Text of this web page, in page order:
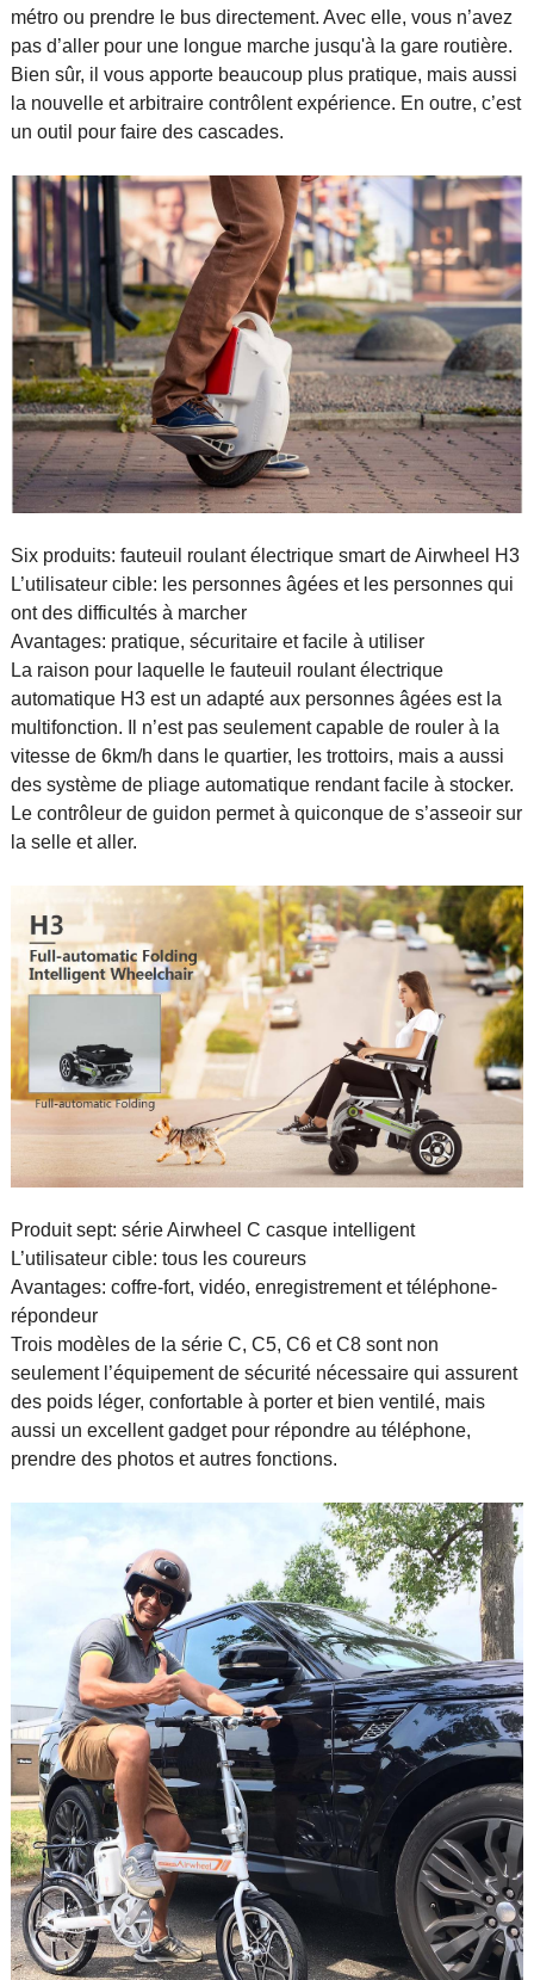
métro ou prendre le bus directement. Avec elle, vous n’avez
pas d’aller pour une longue marche jusqu'à la gare routière.
Bien sûr, il vous apporte beaucoup plus pratique, mais aussi
la nouvelle et arbitraire contrôlent expérience. En outre, c’est
un outil pour faire des cascades.
Six produits: fauteuil roulant électrique smart de Airwheel H3
L’utilisateur cible: les personnes âgées et les personnes qui
ont des difficultés à marcher
Avantages: pratique, sécuritaire et facile à utiliser
La raison pour laquelle le fauteuil roulant électrique
automatique H3 est un adapté aux personnes âgées est la
multifonction. Il n’est pas seulement capable de rouler à la
vitesse de 6km/h dans le quartier, les trottoirs, mais a aussi
des système de pliage automatique rendant facile à stocker.
Le contrôleur de guidon permet à quiconque de s’asseoir sur
la selle et aller.
Produit sept: série Airwheel C casque intelligent
L’utilisateur cible: tous les coureurs
Avantages: coffre-fort, vidéo, enregistrement et téléphone-
répondeur
Trois modèles de la série C, C5, C6 et C8 sont non
seulement l’équipement de sécurité nécessaire qui assurent
des poids léger, confortable à porter et bien ventilé, mais
aussi un excellent gadget pour répondre au téléphone,
prendre des photos et autres fonctions.